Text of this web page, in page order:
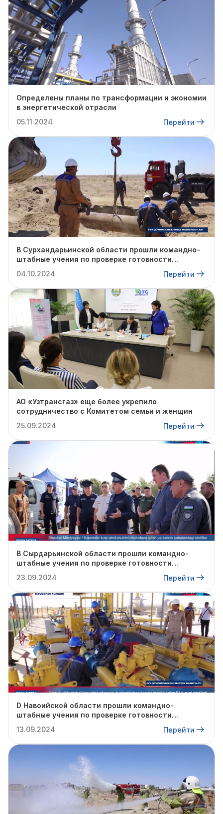
Определены планы по трансформации и экономии
в энергетической отрасли
05.11.2024
Перейти
В Сурхандарьинской области прошли командно-
штабные учения по проверке готовности
отопительному сезону.
04.10.2024 Перейти
АО «Узтрансгаз» еще более укрепило
сотрудничество с Комитетом семьи и женщин
25.09.2024
Перейти
В Сырдарьинской области прошли командно-
штабные учения по проверке готовности
отопительному сезону.
23.09.2024 Перейти
D Навоийской области прошли командно-
штабные учения по проверке готовности
отопительному сезону.
13.09.2024 Перейти